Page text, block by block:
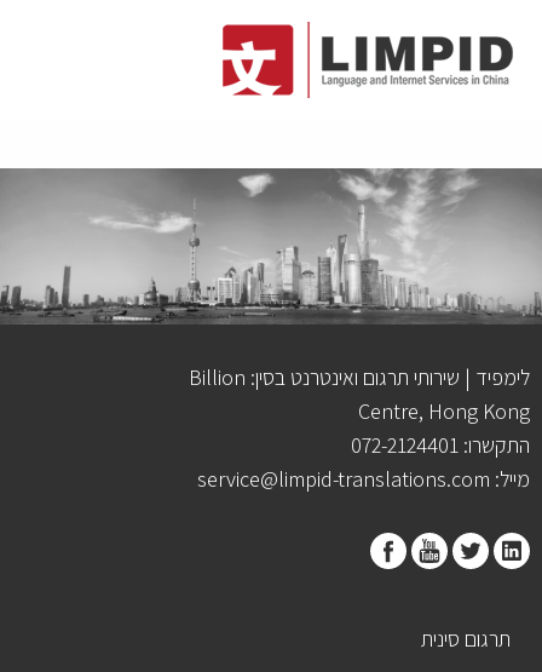
לימפיד | שירותי תרגום ואינטרנט בסין: Billion
Centre, Hong Kong
התקשרו: 072-2124401
מייל: service@limpid-translations.com
תרגום סינית